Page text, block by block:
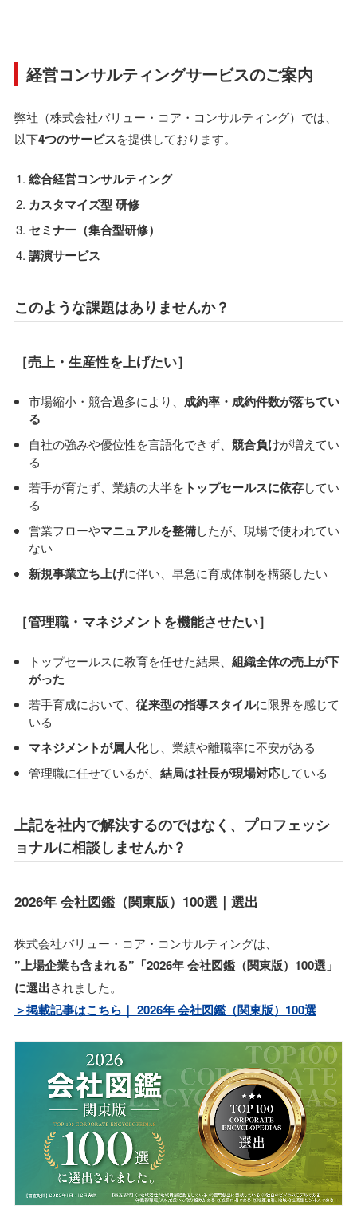
経営コンサルティングサービスのご案内
弊社（株式会社バリュー・コア・コンサルティング）では、
以下4つのサービスを提供しております。
総合経営コンサルティング
カスタマイズ型 研修
セミナー（集合型研修）
講演サービス
このような課題はありませんか？
［売上・生産性を上げたい］
市場縮小・競合過多により、 成約率・成約件数が落ちてい
る
自社の強みや優位性を言語化できず、 競合負けが増えてい
る
若手が育たず、業績の大半を トップセールスに依存してい
る
営業フローやマニュアルを整備したが、現場で使われてい
ない
新規事業立ち上げに伴い、早急に育成体制を構築したい
［管理職・マネジメントを機能させたい］
トップセールスに教育を任せた結果、 組織全体の売上が下
がった
若手育成において、 従来型の指導スタイルに限界を感じて
いる
マネジメントが属人化し、業績や離職率に不安がある
管理職に任せているが、 結局は社長が現場対応している
上記を社内で解決するのではなく、プロフェッシ
ョナルに相談しませんか？
2026年 会社図鑑（関東版）100選｜選出
株式会社バリュー・コア・コンサルティングは、
”上場企業も含まれる”「2026年 会社図鑑（関東版）100選」
に選出されました。
＞掲載記事はこちら｜ 2026年 会社図鑑（関東版）100選